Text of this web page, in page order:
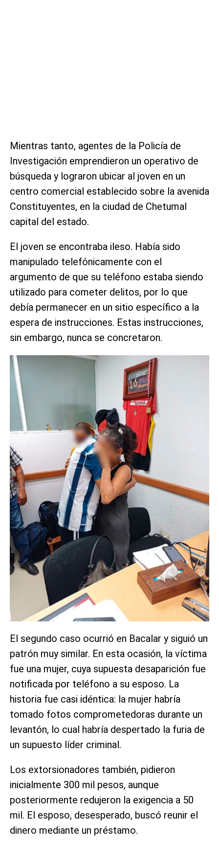
Mientras tanto, agentes de la Policía de
Investigación emprendieron un operativo de
búsqueda y lograron ubicar al joven en un
centro comercial establecido sobre la avenida
Constituyentes, en la ciudad de Chetumal
capital del estado.
El joven se encontraba ileso. Había sido
manipulado telefónicamente con el
argumento de que su teléfono estaba siendo
utilizado para cometer delitos, por lo que
debía permanecer en un sitio específico a la
espera de instrucciones. Estas instrucciones,
sin embargo, nunca se concretaron.
El segundo caso ocurrió en Bacalar y siguió un
patrón muy similar. En esta ocasión, la víctima
fue una mujer, cuya supuesta desaparición fue
notificada por teléfono a su esposo. La
historia fue casi idéntica: la mujer habría
tomado fotos comprometedoras durante un
levantón, lo cual habría despertado la furia de
un supuesto líder criminal.
Los extorsionadores también, pidieron
inicialmente 300 mil pesos, aunque
posteriormente redujeron la exigencia a 50
mil. El esposo, desesperado, buscó reunir el
dinero mediante un préstamo.